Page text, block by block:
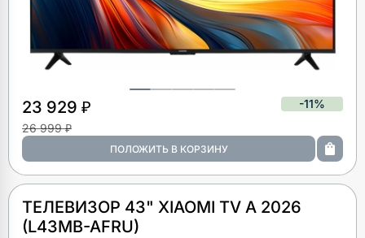
23 929 ₽
-11%
26 999 ₽
ТЕЛЕВИЗОР 43" XIAOMI TV A 2026
(L43MB-AFRU)